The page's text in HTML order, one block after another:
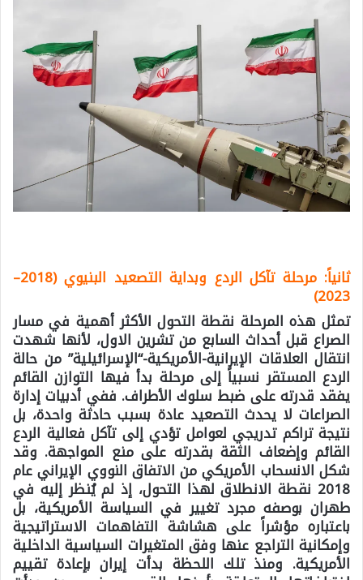
ثانياً: مرحلة تآكل الردع وبداية التصعيد البنيوي (2018–
2023)
تمثل هذه المرحلة نقطة التحول الأكثر أهمية في مسار
الصراع قبل أحداث السابع من تشرين الاول، لأنها شهدت
انتقال العلاقات الإيرانية-الأمريكية-“الإسرائيلية” من حالة
الردع المستقر نسبياً إلى مرحلة بدأ فيها التوازن القائم
يفقد قدرته على ضبط سلوك الأطراف. ففي أدبيات إدارة
الصراعات لا يحدث التصعيد عادة بسبب حادثة واحدة، بل
نتيجة تراكم تدريجي لعوامل تؤدي إلى تآكل فعالية الردع
القائم وإضعاف الثقة بقدرته على منع المواجهة. وقد
شكل الانسحاب الأمريكي من الاتفاق النووي الإيراني عام
2018 نقطة الانطلاق لهذا التحول، إذ لم يُنظر إليه في
طهران بوصفه مجرد تغيير في السياسة الأمريكية، بل
باعتباره مؤشراً على هشاشة التفاهمات الاستراتيجية
وإمكانية التراجع عنها وفق المتغيرات السياسية الداخلية
الأمريكية. ومنذ تلك اللحظة بدأت إيران بإعادة تقييم